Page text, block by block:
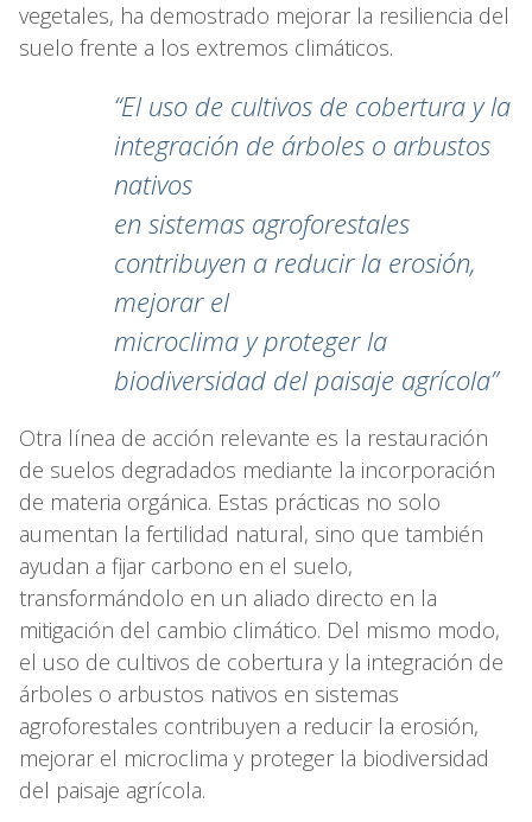
vegetales, ha demostrado mejorar la resiliencia del
suelo frente a los extremos climáticos.
“El uso de cultivos de cobertura y la
integración de árboles o arbustos
nativos
en sistemas agroforestales
contribuyen a reducir la erosión,
mejorar el
microclima y proteger la
biodiversidad del paisaje agrícola”
Otra línea de acción relevante es la restauración
de suelos degradados mediante la incorporación
de materia orgánica. Estas prácticas no solo
aumentan la fertilidad natural, sino que también
ayudan a fijar carbono en el suelo,
transformándolo en un aliado directo en la
mitigación del cambio climático. Del mismo modo,
el uso de cultivos de cobertura y la integración de
árboles o arbustos nativos en sistemas
agroforestales contribuyen a reducir la erosión,
mejorar el microclima y proteger la biodiversidad
del paisaje agrícola.